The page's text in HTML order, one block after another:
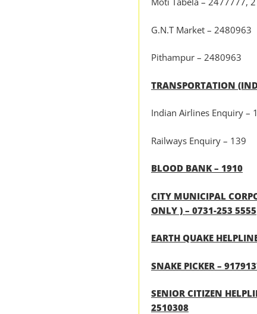
G.N.T Market – 2480963
Pithampur – 2480963
TRANSPORTATION
Indian Airlines Enquiry –
Railways Enquiry – 139
BLOOD BANK – 1910
CITY MUNICIPAL
ONLY ) – 0731-253 5555
EARTH QUAKE
SNAKE PICKER –
SENIOR CITIZEN
2510308